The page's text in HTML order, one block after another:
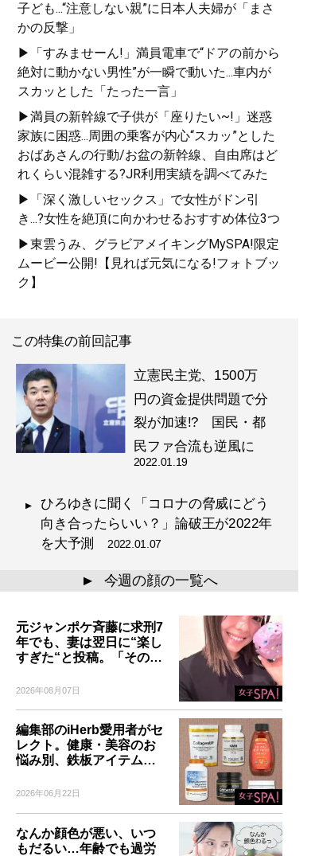
子ども...“注意しない親”に日本人夫婦が「まさ
かの反撃」
▶「すみませーん!」満員電車で“ドアの前から
絶対に動かない男性”が一瞬で動いた...車内が
スカッとした「たった一言」
▶満員の新幹線で子供が「座りたい~!」迷惑
家族に困惑...周囲の乗客が内心“スカッ”とした
おばあさんの行動/お盆の新幹線、自由席はど
れくらい混雑する?JR利用実績を調べてみた
▶「深く激しいセックス」で女性がドン引
き...?女性を絶頂に向かわせるおすすめ体位3つ
▶東雲うみ、グラビアメイキングMySPA!限定
ムービー公開!【見れば元気になる!フォトブッ
ク】
この特集の前回記事
立憲民主党、1500万
円の資金提供問題で分
裂が加速!? 国民・都
民ファ合流も逆風に
2022.01.19
ひろゆきに聞く「コロナの脅威にどう
向き合ったらいい？」論破王が2022年
を大予測 2022.01.07
▲ 今週の顔の一覧へ
元ジャンポケ斉藤に求刑7
年でも、妻は翌日に“楽し
すぎた“と投稿。「その…
2026年08月07日
編集部のiHerb愛用者がセ
レクト。健康・美容のお
悩み別、鉄板アイテム…
2026年06月22日
なんか顔色が悪い、いつ
もだるい…年齢でも過労